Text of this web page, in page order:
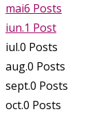
mai6 Posts
iun.1 Post
iul.0 Posts
aug.0 Posts
sept.0 Posts
oct.0 Posts